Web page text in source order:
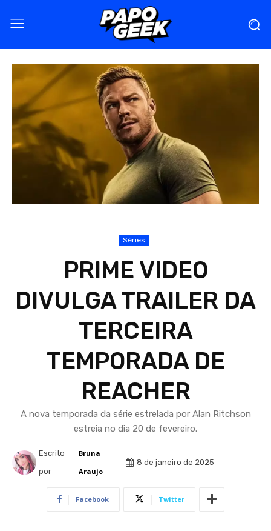
Séries
PRIME VIDEO
DIVULGA TRAILER DA
TERCEIRA
TEMPORADA DE
REACHER
A nova temporada da série estrelada por Alan Ritchson
estreia no dia 20 de fevereiro.
Escrito
por
Bruna
Araujo
8 de janeiro de 2025
Facebook Twitter